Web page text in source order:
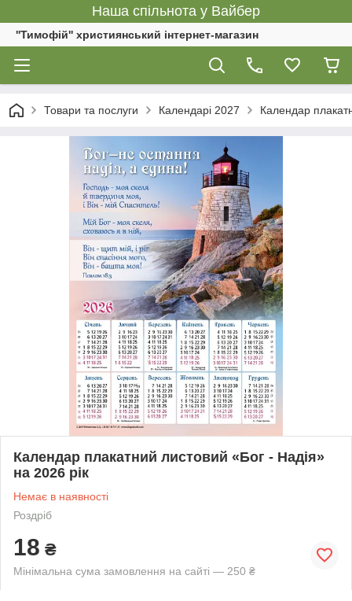
Наша спільнота у Вайбер
''Тимофій'' християнський інтернет-магазин
Товари та послуги Календарі 2027 Календар
Календар плакатний листовий «Бог - Надія»
на 2026 рік
Немає в наявності
Роздріб
18 ₴
Мінімальна сума замовлення на сайті — 250 ₴